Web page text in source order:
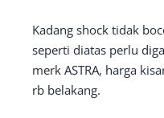
Kadang shock tidak
seperti diatas perlu
merk ASTRA, harga
rb belakang.